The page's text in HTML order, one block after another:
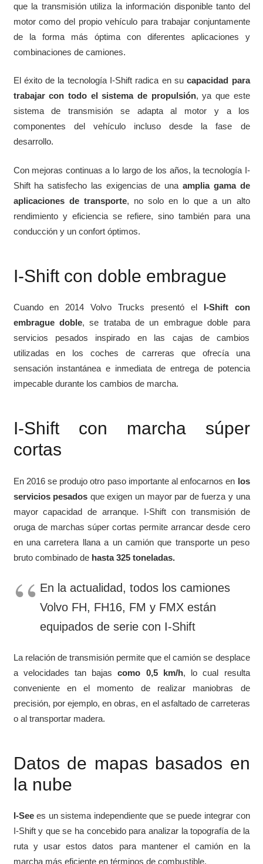
que la transmisión utiliza la información disponible tanto del
motor como del propio vehículo para trabajar conjuntamente
de la forma más óptima con diferentes aplicaciones y
combinaciones de camiones.
El éxito de la tecnología I-Shift radica en sucapacidad para
trabajar con todo el sistema de propulsión, ya que este
sistema de transmisión se adapta al motor y a los
componentes del vehículo incluso desde la fase de
desarrollo.
Con mejoras continuas a lo largo de los años, la tecnología I-
Shift ha satisfecho las exigencias de una amplia gama de
aplicaciones de transporte, no solo en lo que a un alto
rendimiento y eficiencia se refiere, sino también para una
conducción y un confort óptimos.
I-Shift con doble embrague
Cuando en 2014 Volvo Trucks presentó el I-Shift con
embrague doble, se trataba de un embrague doble para
servicios pesados inspirado en las cajas de cambios
utilizadas en los coches de carreras que ofrecía una
sensación instantánea e inmediata de entrega de potencia
impecable durante los cambios de marcha.
I-Shift con marcha súper
cortas
En 2016 se produjo otro paso importante al enfocarnos en los
servicios pesados que exigen un mayor par de fuerza y una
mayor capacidad de arranque. I-Shift con transmisión de
oruga de marchas súper cortas permite arrancar desde cero
en una carretera llana a un camión que transporte un peso
bruto combinado de hasta 325 toneladas.
En la actualidad, todos los camiones
Volvo FH, FH16, FM y FMX están
equipados de serie con I-Shift
La relación de transmisión permite que el camión se desplace
a velocidades tan bajascomo 0,5 km/h, lo cual resulta
conveniente en el momento de realizar maniobras de
precisión, por ejemplo, en obras, en el asfaltado de carreteras
o al transportar madera.
Datos de mapas basados en
la nube
I-Seees un sistema independiente que se puede integrar con
I-Shift y que se ha concebido para analizar la topografía de la
ruta y usar estos datos para mantener el camión en la
marcha más eficiente en términos de combustible.